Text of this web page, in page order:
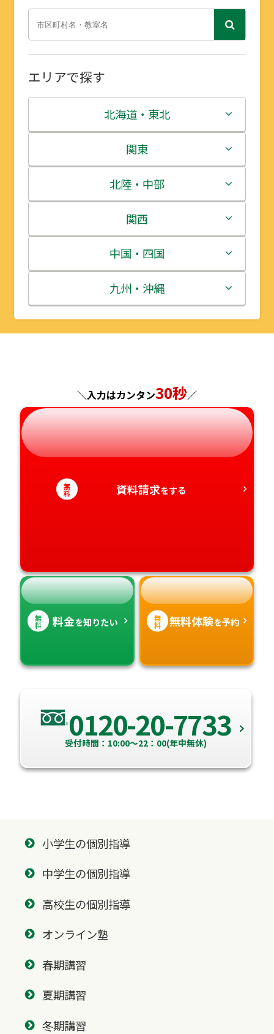
エリアで探す
北海道・東北
北海道
青森県
岩手県
宮城県
秋田県
山形県
関東
茨城県
栃木県
群馬県
埼玉県
千葉県
神奈川県
北陸・中部
新潟県
富山県
石川県
福井県
長野県
岐阜県
静岡県
愛知県
関西
三重県
滋賀県
京都府
兵庫県
奈良県
和歌山県
中国・四国
鳥取県
島根県
広島県
山口県
徳島県
香川県
九州・沖縄
福岡県
長崎県
熊本県
大分県
宮崎県
＼入力はカンタン30秒／
無
料 資料請求をする
無
料 料金を知りたい 無
料 無料体験を予約
0120-20-7733
受付時間：10:00～22：00(年中無休)
小学生の個別指導
中学生の個別指導
高校生の個別指導
オンライン塾
春期講習
夏期講習
冬期講習